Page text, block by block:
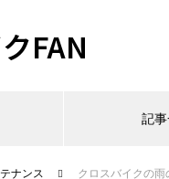
FAN
記
ナンス クロスバイクの